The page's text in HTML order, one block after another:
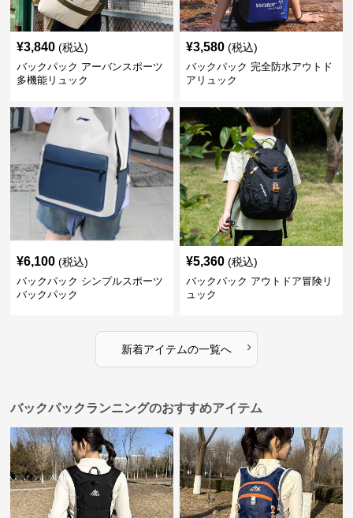
¥3,840 (税込)
バックパック アーバンスポーツ
多機能リュック
¥3,580 (税込)
バックパック 完全防水アウトド
アリュック
¥6,100 (税込)
バックパック シンプルスポーツ
バックパック
¥5,360 (税込)
バックパック アウトドア冒険リ
ュック
新着アイテムの一覧へ ›
バックパックランニングのおすすめアイテム